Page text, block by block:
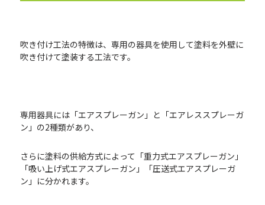
吹き付け工法の特徴は、専用の器具を使用して塗料を外壁に
吹き付けて塗装する工法です。
専用器具には「エアスプレーガン」と「エアレススプレーガ
ン」の2種類があり、
さらに塗料の供給方式によって「重力式エアスプレーガン」
「吸い上げ式エアスプレーガン」「圧送式エアスプレーガ
ン」に分かれます。